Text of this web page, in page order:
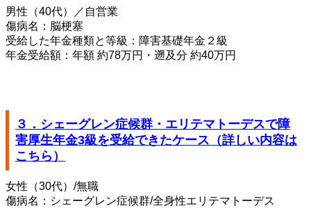
男性（40代）／自営業
傷病名：脳梗塞
受給した年金種類と等級：障害基礎年金２級
年金受給額：年額 約78万円・遡及分 約40万円
３．シェーグレン症候群・エリテマトーデスで障
害厚生年金3級を受給できたケース（詳しい内容は
こちら）
女性（30代）/無職
傷病名：シェーグレン症候群/全身性エリテマトーデス